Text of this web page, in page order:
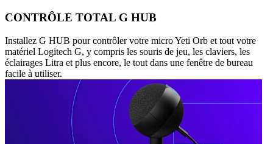
CONTRÔLE TOTAL G HUB
Installez G HUB pour contrôler votre micro Yeti Orb et tout votre
matériel Logitech G, y compris les souris de jeu, les claviers, les
éclairages Litra et plus encore, le tout dans une fenêtre de bureau
facile à utiliser.